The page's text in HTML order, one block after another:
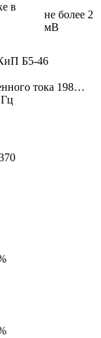
в
не более 2
мВ
Б5-46
тока 198…